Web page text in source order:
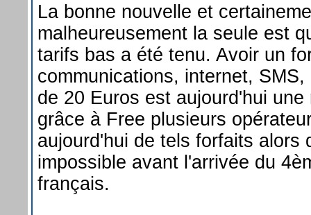
La bonne nouvelle et
malheureusement la seule est
tarifs bas a été tenu. Avoir un
communications, internet,
de 20 Euros est aujourd'hui
grâce à Free plusieurs
aujourd'hui de tels forfaits alors
impossible avant l'arrivée du
français.